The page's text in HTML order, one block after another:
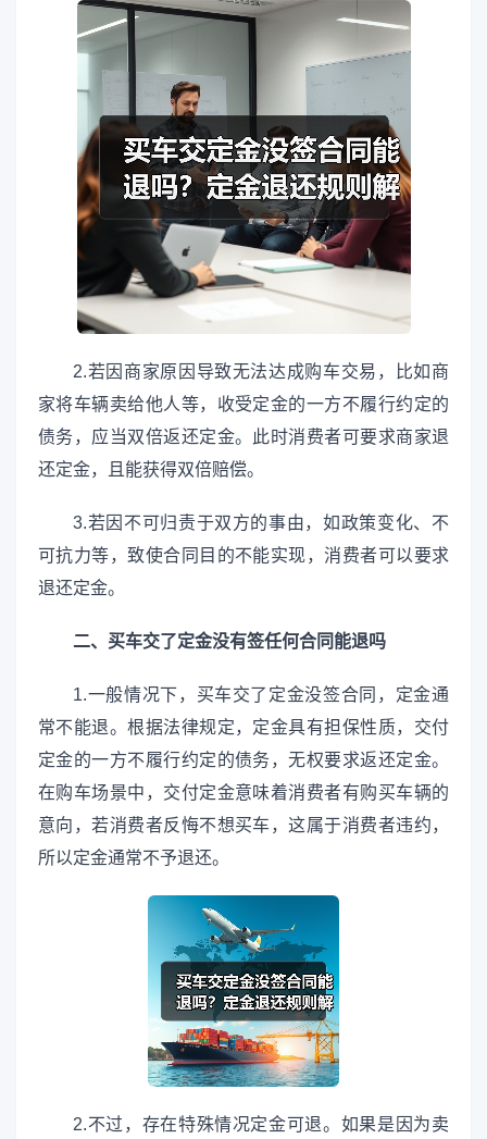
2.若因商家原因导致无法达成购车交易，比如商
家将车辆卖给他人等，收受定金的一方不履行约定的
债务，应当双倍返还定金。此时消费者可要求商家退
还定金，且能获得双倍赔偿。
3.若因不可归责于双方的事由，如政策变化、不
可抗力等，致使合同目的不能实现，消费者可以要求
退还定金。
二、买车交了定金没有签任何合同能退吗
1.一般情况下，买车交了定金没签合同，定金通
常不能退。根据法律规定，定金具有担保性质，交付
定金的一方不履行约定的债务，无权要求返还定金。
在购车场景中，交付定金意味着消费者有购买车辆的
意向，若消费者反悔不想买车，这属于消费者违约，
所以定金通常不予退还。
2.不过，存在特殊情况定金可退。如果是因为卖